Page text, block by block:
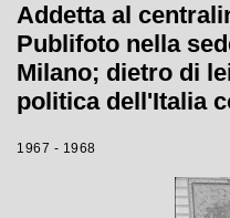
Addetta al
Publifoto nella
Milano; dietro di
politica dell'Italia
1967 - 1968